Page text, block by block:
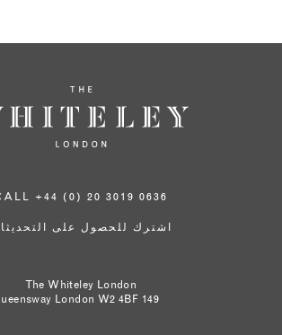
+44 (0) 20 3019 0636
اشترك للحصول على
The Whiteley London
149 Queensway
London W2 4BF